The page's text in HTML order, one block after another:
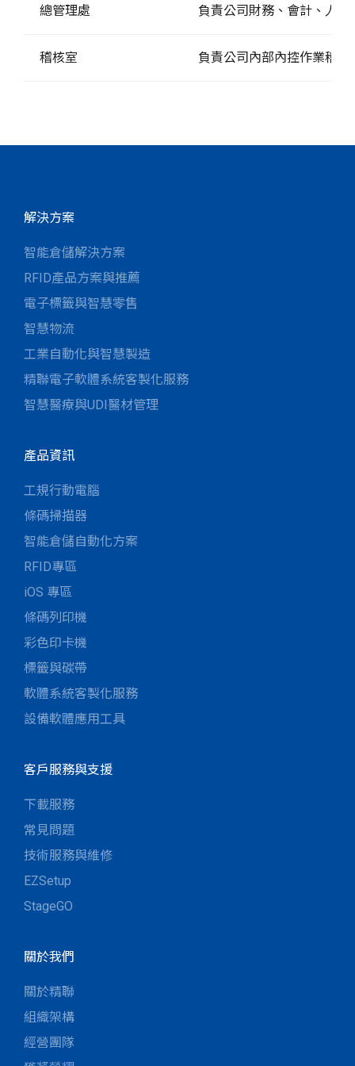
總管理處 負責公司財務、會計、人
稽核室 負責公司內部內控作業稽核
解決方案
智能倉儲解決方案
RFID產品方案與推薦
電子標籤與智慧零售
智慧物流
工業自動化與智慧製造
精聯電子軟體系統客製化服務
智慧醫療與UDI醫材管理
產品資訊
工規行動電腦
條碼掃描器
智能倉儲自動化方案
RFID專區
iOS 專區
條碼列印機
彩色印卡機
標籤與碳帶
軟體系統客製化服務
設備軟體應用工具
客戶服務與支援
下載服務
常見問題
技術服務與維修
EZSetup
StageGO
關於我們
關於精聯
組織架構
經營團隊